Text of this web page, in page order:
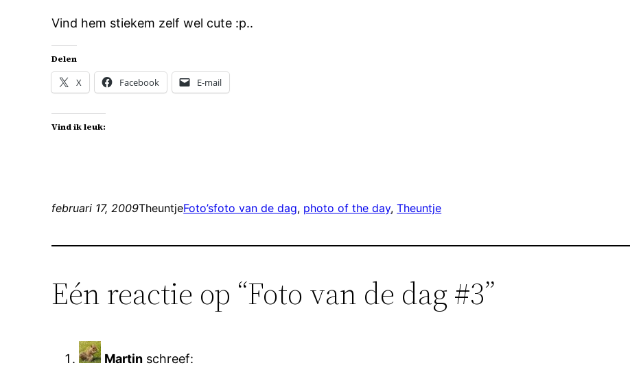
Vind hem stiekem zelf wel cute :p..
Delen
X Facebook E-mail
Vind ik leuk:
februari 17, 2009TheuntjeFoto’sfoto van de dag, photo of the day, Theuntje
Eén reactie op “Foto van de dag #3”
Martin schreef: